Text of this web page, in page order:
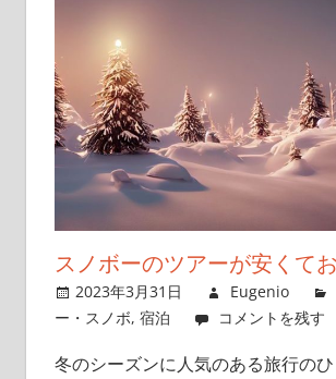
スノボーのツアーが安くて
2023年3月31日 Eugenio
ー・スノボ, 宿泊 コメントを残す
冬のシーズンに人気のある旅行のひ